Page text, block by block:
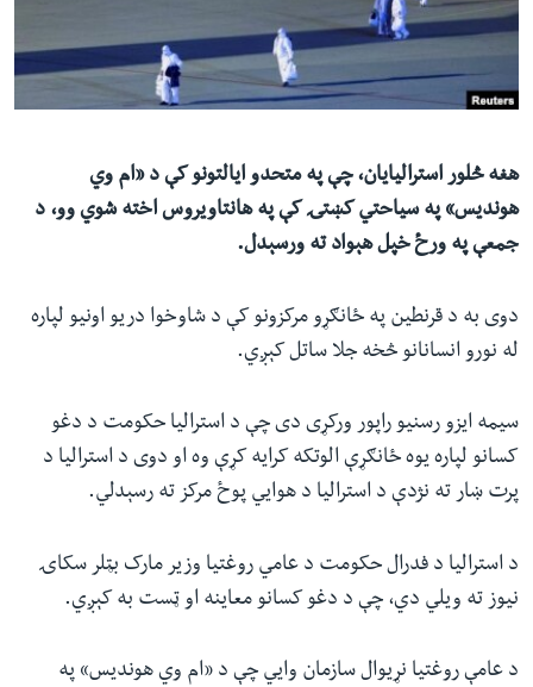
شئ
ځای
شئ
له مونږ سره په تماس کې پاتې شئ
ژبې
هغه څلور استرالیایان، چې په متحدو ایالتونو کې د «ام وي
هوندیس» په سیاحتي کښتۍ کې په هانتاویروس اخته شوي وو، د
جمعې په ورځ خپل هېواد ته ورسېدل.
دوی به د قرنطین په ځانګړو مرکزونو کې د شاوخوا دریو اونیو لپاره
له نورو انسانانو څخه جلا ساتل کېږي.
سیمه ایزو رسنیو راپور ورکړی دی چې د استرالیا حکومت د دغو
کسانو لپاره یوه ځانګړې الوتکه کرایه کړې وه او دوی د استرالیا د
پرت ښار ته نژدې د استرالیا د هوايي پوځ مرکز ته رسېدلي.
د استرالیا د فدرال حکومت د عامي روغتیا وزیر مارک بټلر سکاۍ
نیوز ته ویلي دي، چې د دغو کسانو معاینه او ټست به کېږي.
د عامې روغتیا نړیوال سازمان وايي چې د «ام وي هوندیس» په